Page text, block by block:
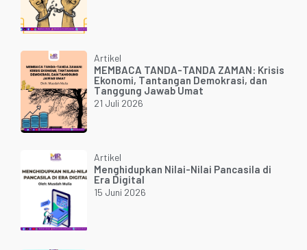
Artikel
MEMBACA TANDA-TANDA ZAMAN: Krisis
Ekonomi, Tantangan Demokrasi, dan
Tanggung Jawab Umat
21 Juli 2026
Artikel
Menghidupkan Nilai-Nilai Pancasila di
Era Digital
15 Juni 2026